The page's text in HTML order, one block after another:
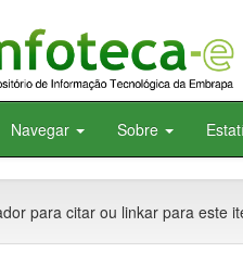
Navegar Sobre
para citar ou linkar para este